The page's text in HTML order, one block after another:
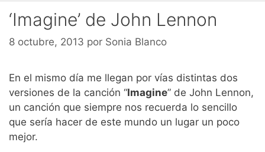
‘Imagine’ de John Lennon
8 octubre, 2013 por Sonia Blanco
En el mismo día me llegan por vías distintas dos
versiones de la canción “Imagine” de John Lennon,
un canción que siempre nos recuerda lo sencillo
que sería hacer de este mundo un lugar un poco
mejor.